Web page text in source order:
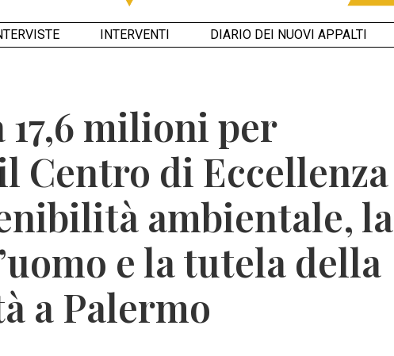
INTERVENTI DIARIO DEI NUOVI APPALTI
milioni per
Centro di Eccellenza
ambientale, la
e la tutela della
a Palermo